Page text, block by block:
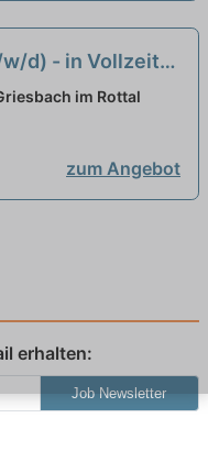
d) - in Vollzeit,
im Rottal
zum Angebot
erhalten:
Job Newsletter